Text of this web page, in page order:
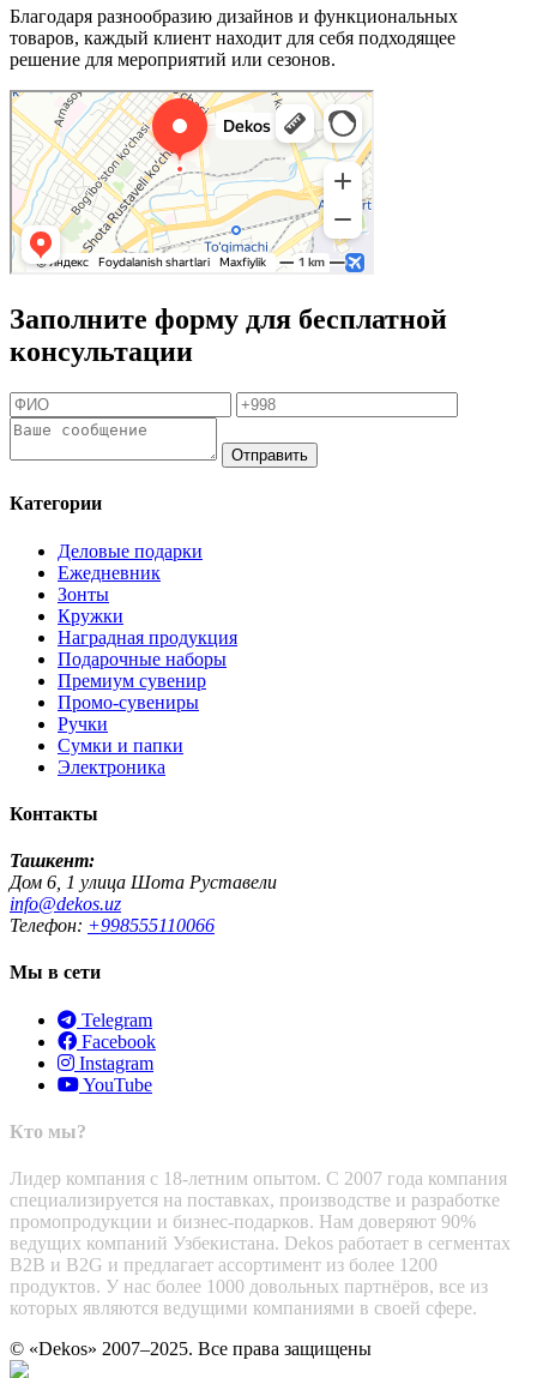
Благодаря разнообразию дизайнов и функциональных
товаров, каждый клиент находит для себя подходящее
решение для мероприятий или сезонов.
Заполните форму для бесплатной
консультации
Отправить
Категории
Деловые подарки
Ежедневник
Зонты
Кружки
Наградная продукция
Подарочные наборы
Премиум сувенир
Промо-сувениры
Ручки
Сумки и папки
Электроника
Контакты
Ташкент:
Дом 6, 1 улица Шота Руставели
info@dekos.uz
Телефон: +998555110066
Мы в сети
Telegram
Facebook
Instagram
YouTube
Кто мы?
Лидер компания с 18-летним опытом. С 2007 года компания
специализируется на поставках, производстве и разработке
промопродукции и бизнес-подарков. Нам доверяют 90%
ведущих компаний Узбекистана. Dekos работает в сегментах
B2B и B2G и предлагает ассортимент из более 1200
продуктов. У нас более 1000 довольных партнёров, все из
которых являются ведущими компаниями в своей сфере.
© «Dekos» 2007–2025. Все права защищены